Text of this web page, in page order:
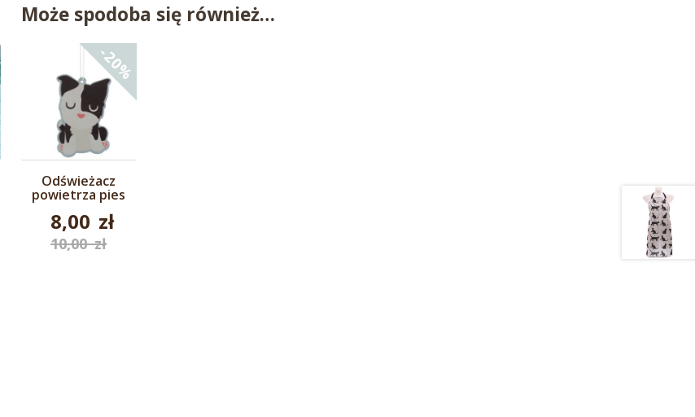
Może spodoba się również…
Odświeżacz
powietrza pies
-20%
Pierwotna
8,00 zł
Aktualna
10,00zł